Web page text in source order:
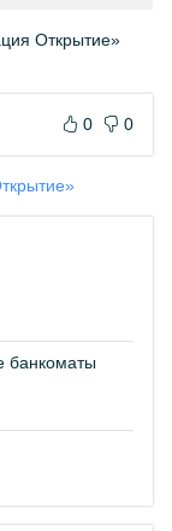
Открытие»
0 0
банкоматы